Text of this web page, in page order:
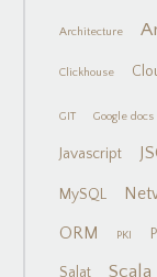
Architecture
Clickhouse
GIT Google docs
Javascript
MySQL
ORM PKI
Salat Scala